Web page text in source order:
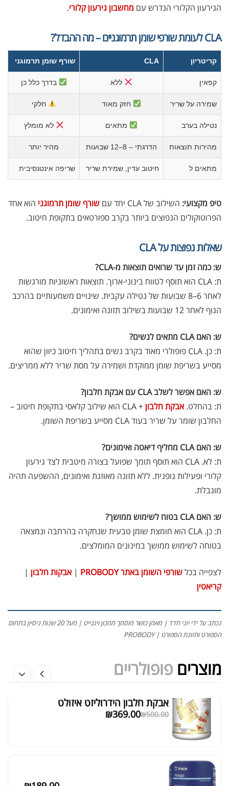
הגירעון הקלורי הנדרש עם מחשבון גירעון קלורי.
CLA לעומת שורפי שומן תרמוגניים – מה ההבדל?
קריטריון CLA שורף שומן תרמוגני
קפאין ללא בדרך כלל כן
שמירה על שריר חזק מאוד חלקי
נטילה בערב מתאים לא מומלץ
מהירות תוצאות הדרגתי – 8–12 שבועות מהיר יותר
מתאים ל חיטוב עדין, שמירת שריר שריפה אינטנסיבית
טיפ מקצועי: השילוב של CLA יחד עם שורף שומן תרמוגני הוא אחד
הפרוטוקולים הנפוצים ביותר בקרב ספורטאים בתקופת חיטוב.
שאלות נפוצות על CLA
ש: כמה זמן עד שרואים תוצאות מ-CLA?
ת: CLA הוא תוסף לטווח בינוני-ארוך. תוצאות ראשוניות מורגשות
לאחר 6–8 שבועות של נטילה עקבית. שינויים משמעותיים בהרכב
הגוף לאחר 12 שבועות בשילוב תזונה ואימונים.
ש: האם CLA מתאים לנשים?
ת: כן. CLA פופולרי מאוד בקרב נשים בתהליך חיטוב כיוון שהוא
מסייע בשריפת שומן ממוקדת ושמירה על מסת שריר ללא ממריצים.
ש: האם אפשר לשלב CLA עם אבקת חלבון?
ת: בהחלט. אבקת חלבון
+ CLA הוא שילוב קלאסי בתקופת חיטוב –
החלבון שומר על שריר בעוד CLA מסייע בשריפת השומן.
ש: האם CLA מחליף דיאטה ואימונים?
ת: לא. CLA הוא תוסף תומך שפועל בצורה מיטבית לצד גירעון
קלורי ופעילות גופנית. ללא תזונה מאוזנת ואימונים, ההשפעה תהיה
מוגבלת.
ש: האם CLA בטוח לשימוש ממושך?
ת: כן. CLA הוא חומצת שומן טבעית שנחקרה בהרחבה ונמצאה
בטוחה לשימוש ממושך במינונים המומלצים.
לצפייה בכלשורפי השומן באתר PROBODY | אבקות חלבון |
קריאטין
נכתב על ידי יוני חדד | מאמן כושר מוסמך ממכון וינגייט | מעל 20 שנות ניסיון בתחום
הספורט ותזונת הספורט | PROBODY
מוצרים פופולריים
מציג 1–6 מתוך 524 תוצאות
סידור ברירת מחדל
אבקת חלבון כשרה
שייקר מקצועי פרובודי לחלבון או גיינר
₪40.00
₪500.00
₪369.00
מומיו | שילג'יט 189.00
₪60.00